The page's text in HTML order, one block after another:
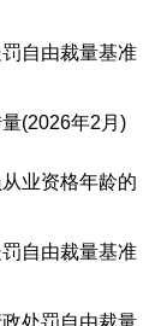
自由裁量基准
(2026年2月)
业资格年龄的
自由裁量基准
处罚自由裁量